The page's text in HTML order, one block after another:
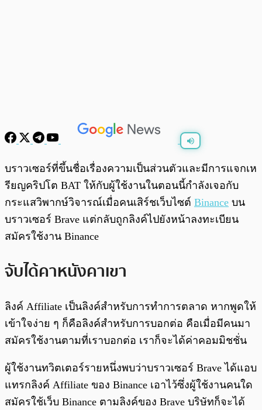
พร้อมเล่น 0:00
บราวเซอร์ที่ขึ้นชื่อเรื่องความเป็นส่วนตัวและมีการแจกเห
รียญคริปโต BAT ให้กับผู้ใช้งานในตอนนี้กำลังเจอกับ
กระแสวิพากษ์วิจารณ์เมื่อคนเสิร์ชเว็บไซต์ Binance บน
บราวเซอร์ Brave แต่กลับถูกลิงค์ไปยังหน้าลงทะเบียน
สมัครใช้งาน Binance
จับได้คาหนังคาเขา
ลิงค์ Affiliate เป็นลิงค์สำหรับการทำการตลาด หากพูดให้
เข้าใจง่าย ๆ ก็คือลิงค์สำหรับการบอกต่อ คือเมื่อมีคนมา
สมัครใช้งานตามที่เราบอกต่อ เราก็จะได้ค่าคอมมิชชั่น
ผู้ใช้งานทวิตเตอร์รายหนึ่งพบว่าบราวเซอร์ Brave ได้แอบ
แทรกลิงค์ Affiliate ของ Binance เอาไว้ซึ่งผู้ใช้งานคนใด
สมัครใช้เว็บ Binance ตามลิงค์ของ Brave บริษัทก็จะได้